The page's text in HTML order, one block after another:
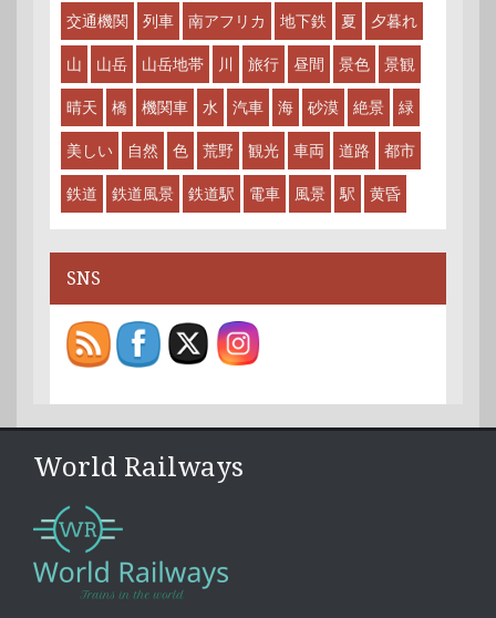
交通機関 列車 南アフリカ 地下鉄 夏 夕暮れ
山 山岳 山岳地帯 川 旅行 昼間 景色 景観
晴天 橋 機関車 水 汽車 海 砂漠 絶景 緑
美しい 自然 色 荒野 観光 車両 道路 都市
鉄道 鉄道風景 鉄道駅 電車 風景 駅 黄昏
SNS
World Railways